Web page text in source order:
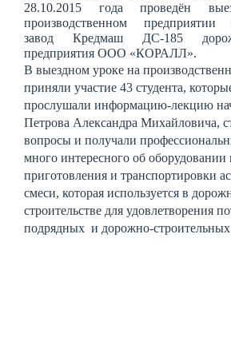
28.10.2015 года проведён
производственном предприятии
завод Кредмаш ДС-185
предприятия ООО «КОРАЛЛ».
В выездном уроке на
приняли участие 43 студента,
прослушали информацию-лекцию
Петрова Александра Михайловича,
вопросы и получали
много интересного об оборудовании
приготовления и транспортировки
смеси, которая используется в
строительстве для удовлетворения
подрядных и дорожно-строительных